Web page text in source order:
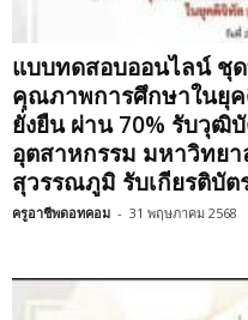
แบบทดสอบออนไลน์ ชุ
คุณภาพการศึกษาในยุค
ยั่งยืน ผ่าน 70% รับวุฒิ
อุตสาหกรรม มหาวิทย
สุวรรณภูมิ รับเกียรติบัต
ครูอาชีพดอทคอม - 31 พฤษภาคม 2568